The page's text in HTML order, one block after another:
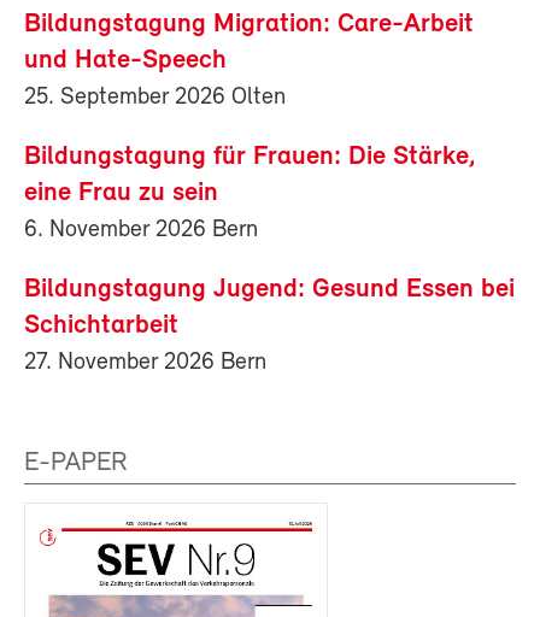
Bildungstagung Migration: Care-Arbeit
und Hate-Speech
25. September 2026 Olten
Bildungstagung für Frauen: Die Stärke,
eine Frau zu sein
6. November 2026 Bern
Bildungstagung Jugend: Gesund Essen bei
Schichtarbeit
27. November 2026 Bern
E-PAPER